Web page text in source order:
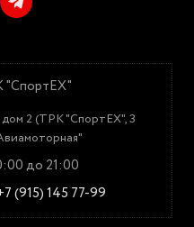
"СпортЕХ"
дом 2 (ТРК "СпортЕХ", 3
до 21:00
(915) 145 77-99